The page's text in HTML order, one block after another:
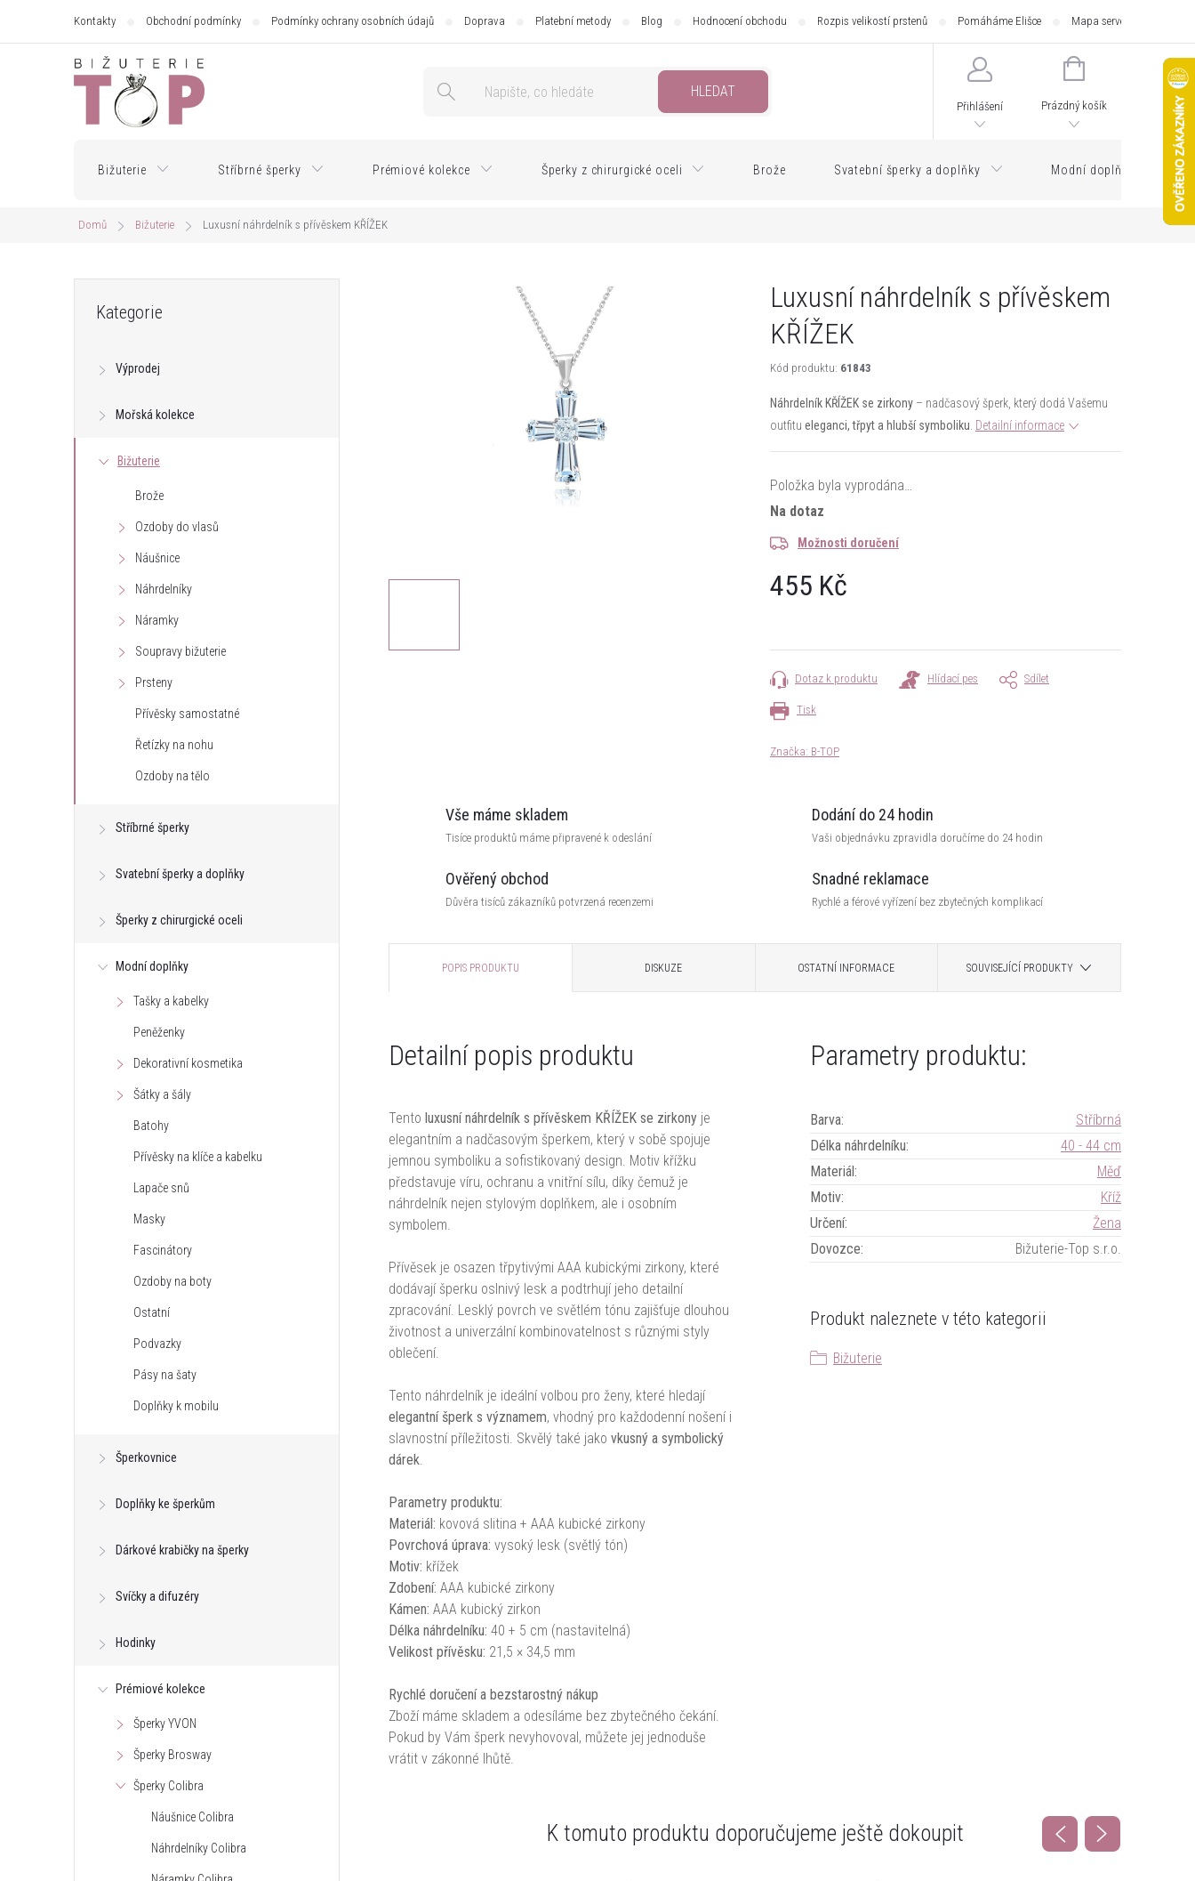
Kontakty Obchodní podmínky Podmínky ochrany osobních údajů Doprava Platební metody Blog Hodnocení obchodu Rozpis velikostí prstenů Pomáháme Elišce Mapa serveru
HLEDAT
Přihlášení
NÁKUPNÍ
Prázdný košík
Bižuterie Stříbrné šperky Prémiové kolekce Šperky z chirurgické oceli Brože Svatební šperky a doplňky Modní doplňky
Domů Bižuterie Luxusní náhrdelník s přívěskem KŘÍŽEK
t
kategorie
Kategorie
Výprodej
Mořská kolekce
Bižuterie
Brože
Ozdoby do vlasů
Náušnice
Náhrdelníky
Náramky
Soupravy bižuterie
Prsteny
Přívěsky samostatné
Řetízky na nohu
Ozdoby na tělo
Stříbrné šperky
Svatební šperky a doplňky
Šperky z chirurgické oceli
Modní doplňky
Tašky a kabelky
Peněženky
Dekorativní kosmetika
Šátky a šály
Batohy
Přívěsky na klíče a kabelku
Lapače snů
Masky
Fascinátory
Ozdoby na boty
Ostatní
Podvazky
Pásy na šaty
Doplňky k mobilu
Šperkovnice
Doplňky ke šperkům
Dárkové krabičky na šperky
Svíčky a difuzéry
Hodinky
Prémiové kolekce
Šperky YVON
Šperky Brosway
Šperky Colibra
Náušnice Colibra
Náhrdelníky Colibra
Luxusní náhrdelník s přívěskem
KŘÍŽEK
Kód produktu: 61843
Náhrdelník KŘÍŽEK se zirkony – nadčasový šperk, který dodá Vašemu
outfitu eleganci, třpyt a hlubší symboliku Detailní informace
Položka byla vyprodána…
Na dotaz
Možnosti doručení
455 Kč
Tisk
Dotaz k produktu Hlídací pes Sdílet
Značka: B-TOP
Vše máme skladem
Tisíce produktů máme připravené k odeslání
Dodání do 24 hodin
Vaši objednávku zpravidla doručíme do 24 hodin
Ověřený obchod
Důvěra tisíců zákazníků potvrzená recenzemi
Snadné reklamace
Rychlé a férové vyřízení bez zbytečných komplikací
POPIS PRODUKTU DISKUZE OSTATNÍ INFORMACE SOUVISEJÍCÍ PRODUKTY
Detailní popis produktu
Tento luxusní náhrdelník s přívěskem KŘÍŽEK se zirkony je
elegantním a nadčasovým šperkem, který v sobě spojuje
jemnou symboliku a sofistikovaný design. Motiv křížku
představuje víru, ochranu a vnitřní sílu, díky čemuž je
náhrdelník nejen stylovým doplňkem, ale i osobním
symbolem.
Přívěsek je osazen třpytivými AAA kubickými zirkony, které
dodávají šperku oslnivý lesk a podtrhují jeho detailní
zpracování. Lesklý povrch ve světlém tónu zajišťuje dlouhou
životnost a univerzální kombinovatelnost s různými styly
oblečení.
Tento náhrdelník je ideální volbou pro ženy, které hledají
elegantní šperk s významem, vhodný pro každodenní nošení i
slavnostní příležitosti. Skvělý také jako vkusný a symbolický
dárek.
Parametry produktu:
Materiál: kovová slitina + AAA kubické zirkony
Povrchová úprava: vysoký lesk (světlý tón)
Motiv: křížek
Zdobení: AAA kubické zirkony
Kámen: AAA kubický zirkon
Délka náhrdelníku: 40 + 5 cm (nastavitelná)
Velikost přívěsku: 21,5 × 34,5 mm
Rychlé doručení a bezstarostný nákup
Zboží máme skladem a odesíláme bez zbytečného čekání.
Pokud by Vám šperk nevyhovoval, můžete jej jednoduše
vrátit v zákonné lhůtě.
Parametry produktu:
Barva:
Stříbrná
Délka náhrdelníku:
40 - 44 cm
Materiál:
Měď
Motiv:
Kříž
Určení:
Žena
Dovozce: Bižuterie-Top s.r.o.
Produkt naleznete v této kategorii
Bižuterie
K tomuto produktu doporučujeme ještě dokoupit